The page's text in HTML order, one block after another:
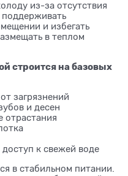
из-за отсутствия
и избегать
в теплом
строится на базовых
загрязнений
и десен
отрастания
к свежей воде
в стабильном питании.